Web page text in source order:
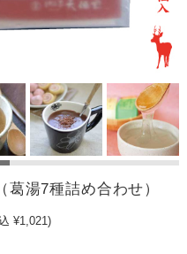
葛湯7種詰め合わせ）
¥1,021)